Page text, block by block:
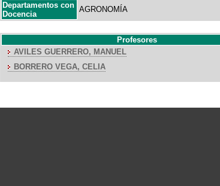
Departamentos con
Docencia
AGRONOMÍA
Profesores
AVILES GUERRERO, MANUEL
BORRERO VEGA, CELIA